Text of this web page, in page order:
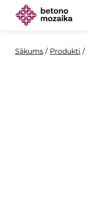
Sākums / Produkti /